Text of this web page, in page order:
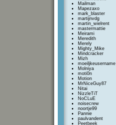
Mailman
Mapezaxo
mark_blaster
martijnvdg
martin_wielrent
mastermattie
Meirami
Meredith
Merely
Mighty_Mike
Mindcracker
Mizh
moeiljkeusername
Molniya
moti0n
Motion
MrNiceGuy87
Nitai
NizzleTiT
NoCLuE
noisecrew
noortje99
Pannie
paulvandent
Peetbeek